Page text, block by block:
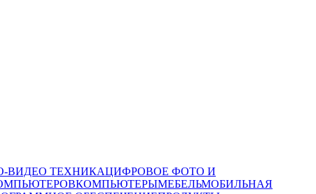
ВИДЕО ТЕХНИКАЦИФРОВОЕ ФОТО И
КОМПЬЮТЕРЫМЕБЕЛЬМОБИЛЬНАЯ